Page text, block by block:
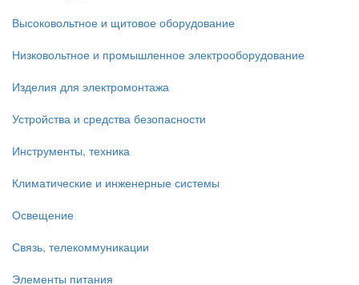
Высоковольтное и щитовое оборудование
Низковольтное и промышленное электрооборудование
Изделия для электромонтажа
Устройства и средства безопасности
Инструменты, техника
Климатические и инженерные системы
Освещение
Связь, телекоммуникации
Элементы питания